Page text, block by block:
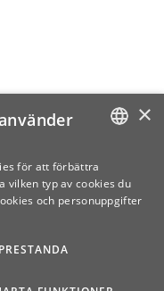
SWEDISH
×
för att förbättra
vilken typ av cookies du
och personuppgifter
PRESTANDA